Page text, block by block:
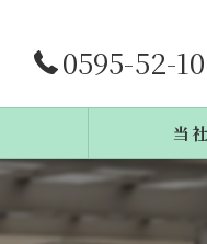
0595-52-
当